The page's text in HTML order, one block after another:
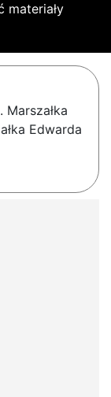
materiały
Edwarda